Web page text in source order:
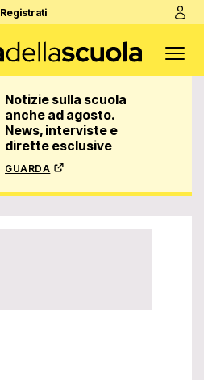
Registrati
Notizie sulla scuola
anche ad agosto.
News, interviste e
dirette esclusive
guarda